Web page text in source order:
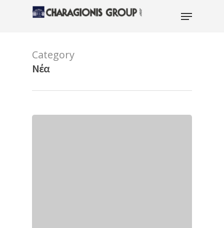
Hit enter to search or ESC to close
Category
Νέα